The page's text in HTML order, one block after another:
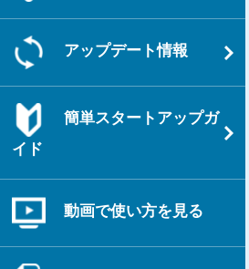
ッ
アップデート情報
簡単スタートアップガ
イド
動画で使い方を見る